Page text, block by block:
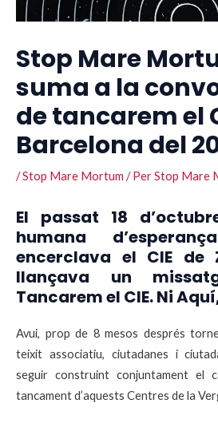
Stop Mare
suma a la
de tancarem el
Barcelona del
/Stop Mare Mortum / PerStop Mare
El passat 18
humana
encerclava el CIE de
llançava un
Tancarem el CIE. Ni
Avui, prop de 8 mesos després
teixit associatiu, ciutadanes i
seguir construint conjuntament el
tancament d’aquests Centres de la